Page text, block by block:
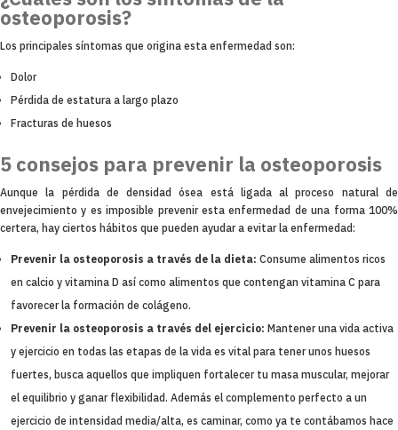
osteoporosis?
Los principales síntomas que origina esta enfermedad son:
Dolor
Pérdida de estatura a largo plazo
Fracturas de huesos
5 consejos para prevenir la osteoporosis
Aunque la pérdida de densidad ósea está ligada al proceso natural de
envejecimiento y es imposible prevenir esta enfermedad de una forma 100%
certera, hay ciertos hábitos que pueden ayudar a evitar la enfermedad:
Prevenir la osteoporosis a través de la dieta: Consume alimentos ricos
en calcio y vitamina D así como alimentos que contengan vitamina C para
favorecer la formación de colágeno.
Prevenir la osteoporosis a través del ejercicio: Mantener una vida activa
y ejercicio en todas las etapas de la vida es vital para tener unos huesos
fuertes, busca aquellos que impliquen fortalecer tu masa muscular, mejorar
el equilibrio y ganar flexibilidad. Además el complemento perfecto a un
ejercicio de intensidad media/alta, es caminar, como ya te contábamos hace